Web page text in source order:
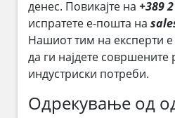
денес. Повикајте на +389
испратете е-пошта на
Нашиот тим на експерти
да ги најдете
индустриски потреби.
Одрекување од